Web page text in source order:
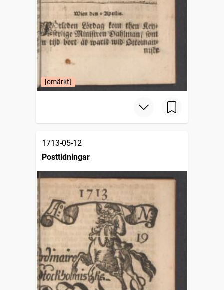
[omärkt]
1713-05-12
Posttidningar